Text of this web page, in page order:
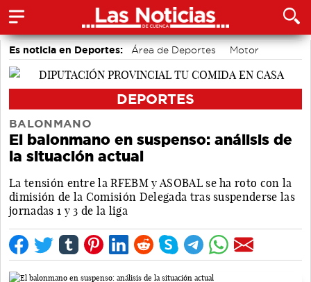
Es noticia en Deportes: Área de Deportes
Motor
Bádminton
DEPORTES
BALONMANO
El balonmano en suspenso: análisis de
la situación actual
La tensión entre la RFEBM y ASOBAL se ha roto con la
dimisión de la Comisión Delegada tras suspenderse las
jornadas 1 y 3 de la liga